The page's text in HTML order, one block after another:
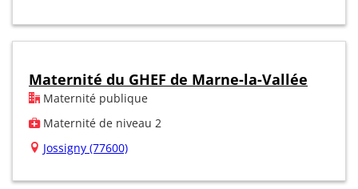
Maternité du GHEF de Marne-la-Vallée
Maternité publique
Maternité de niveau 2
Jossigny (77600)